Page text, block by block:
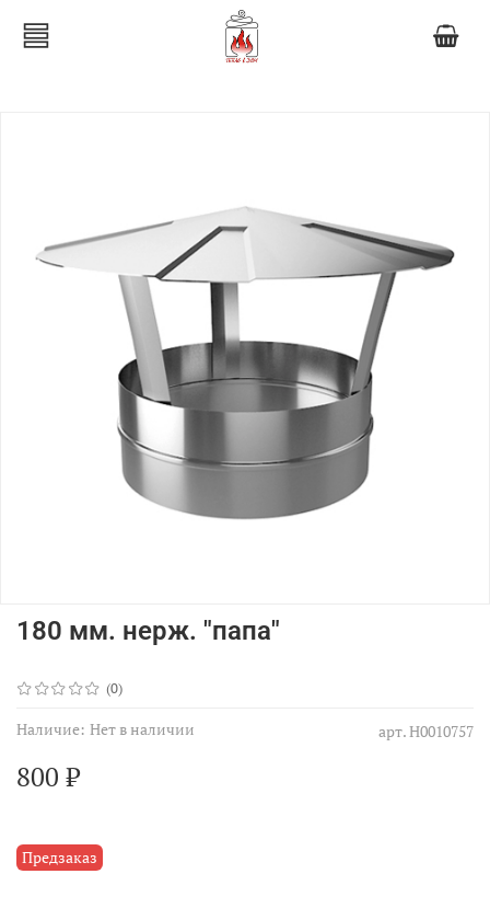
(0)
арт.Н0010757
Наличие: Нет в наличии
Предзаказ
180 мм. нерж. "папа"
800 ₽